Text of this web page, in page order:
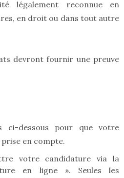
légalement reconnue en
en droit ou dans tout autre
devront fournir une preuve
ci-dessous pour que votre
en compte.
votre candidature via la
en ligne ». Seules les